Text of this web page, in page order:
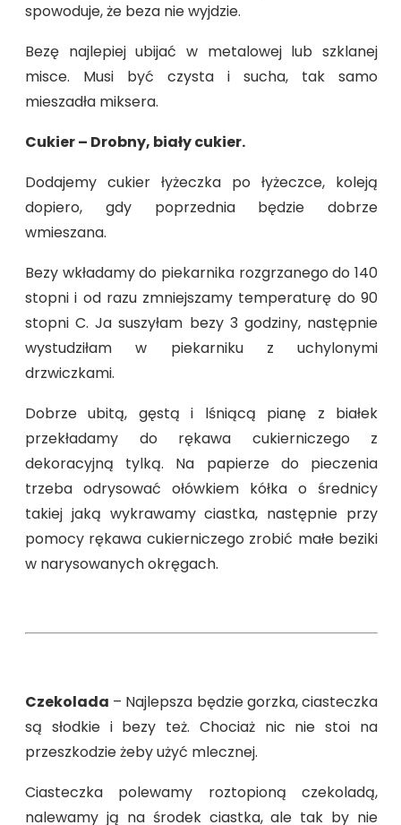
spowoduje, że beza nie wyjdzie.
Bezę najlepiej ubijać w metalowej lub szklanej
misce. Musi być czysta i sucha, tak samo
mieszadła miksera.
Cukier – Drobny, biały cukier.
Dodajemy cukier łyżeczka po łyżeczce, koleją
dopiero, gdy poprzednia będzie dobrze
wmieszana.
Bezy wkładamy do piekarnika rozgrzanego do 140
stopni i od razu zmniejszamy temperaturę do 90
stopni C. Ja suszyłam bezy 3 godziny, następnie
wystudziłam w piekarniku z uchylonymi
drzwiczkami.
Dobrze ubitą, gęstą i lśniącą pianę z białek
przekładamy do rękawa cukierniczego z
dekoracyjną tylką. Na papierze do pieczenia
trzeba odrysować ołówkiem kółka o średnicy
takiej jaką wykrawamy ciastka, następnie przy
pomocy rękawa cukierniczego zrobić małe beziki
w narysowanych okręgach.
Czekolada – Najlepsza będzie gorzka, ciasteczka
są słodkie i bezy też. Chociaż nic nie stoi na
przeszkodzie żeby użyć mlecznej.
Ciasteczka polewamy roztopioną czekoladą,
nalewamy ją na środek ciastka, ale tak by nie